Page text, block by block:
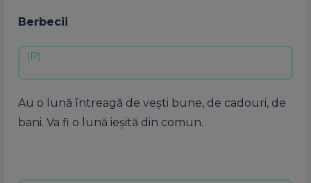
Berbecii
Au o lună întreagă de vești bune, de cadouri, de
bani. Va fi o lună ieșită din comun.